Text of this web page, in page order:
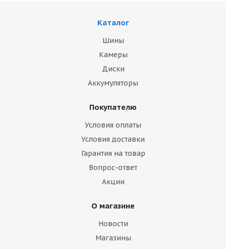
Каталог
Шины
Камеры
Диски
Аккумуляторы
Покупателю
Условия оплаты
Условия доставки
Гарантия на товар
Вопрос-ответ
Акции
О магазине
Новости
Магазины